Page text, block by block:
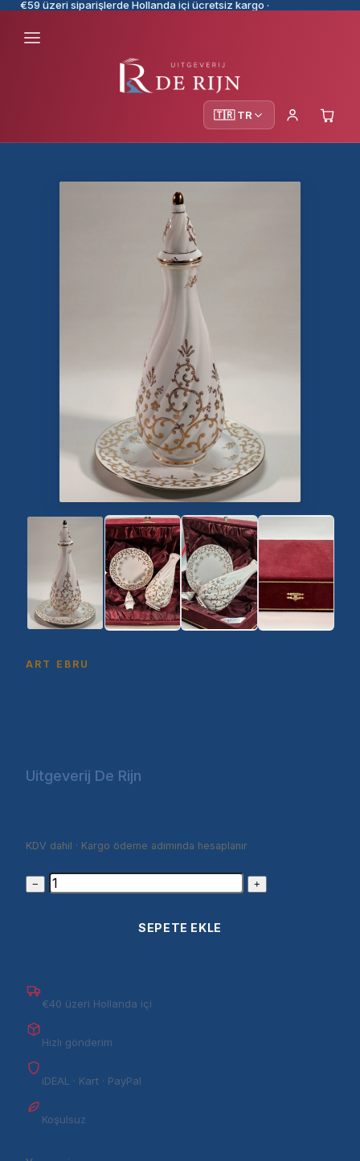
€59 üzeri siparişlerde Hollanda içi ücretsiz kargo ·
🇹🇷 TR
ART EBRU
Uitgeverij De Rijn
KDV dahil · Kargo ödeme adımında hesaplanır
− +
SEPETE EKLE
€40 üzeri Hollanda içi
Hızlı gönderim
iDEAL · Kart · PayPal
Koşulsuz